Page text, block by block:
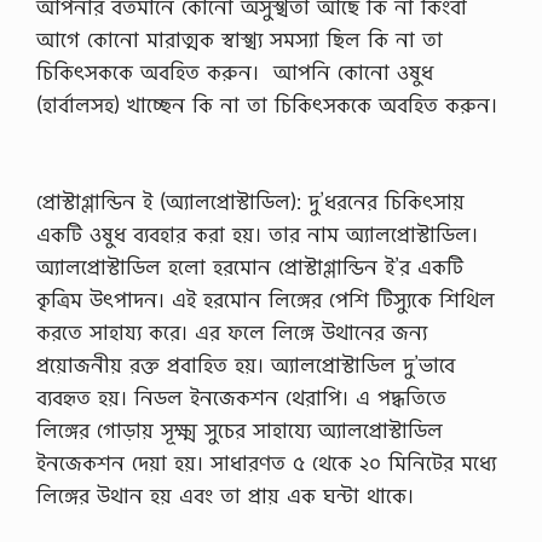
আপনার বর্তমানে কোনো অসুস্খতা আছে কি না কিংবা
আগে কোনো মারাত্মক স্বাস্খ্য সমস্যা ছিল কি না তা
চিকিৎসককে অবহিত করুন। ­ আপনি কোনো ওষুধ
(হার্বালসহ) খাচ্ছেন কি না তা চিকিৎসককে অবহিত করুন।
প্রোস্টাগ্লান্ডিন ই (অ্যালপ্রোস্টাডিল): দু’ধরনের চিকিৎসায়
একটি ওষুধ ব্যবহার করা হয়। তার নাম অ্যালপ্রোস্টাডিল।
অ্যালপ্রোস্টাডিল হলো হরমোন প্রোস্টাগ্লান্ডিন ই’র একটি
কৃত্রিম উৎপাদন। এই হরমোন লিঙ্গের পেশি টিস্যুকে শিথিল
করতে সাহায্য করে। এর ফলে লিঙ্গে উথানের জন্য
প্রয়োজনীয় রক্ত প্রবাহিত হয়। অ্যালপ্রোস্টাডিল দু’ভাবে
ব্যবহৃত হয়। নিডল ইনজেকশন থেরাপি। এ পদ্ধতিতে
লিঙ্গের গোড়ায় সূক্ষ্ম সুচের সাহায্যে অ্যালপ্রোস্টাডিল
ইনজেকশন দেয়া হয়। সাধারণত ৫ থেকে ২০ মিনিটের মধ্যে
লিঙ্গের উথান হয় এবং তা প্রায় এক ঘন্টা থাকে।